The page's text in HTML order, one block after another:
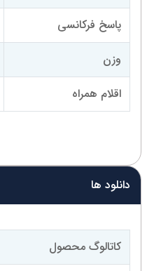
پاسخ فرکانسی
وزن
اقلام همراه
دانلود ها
کاتالوگ محصول